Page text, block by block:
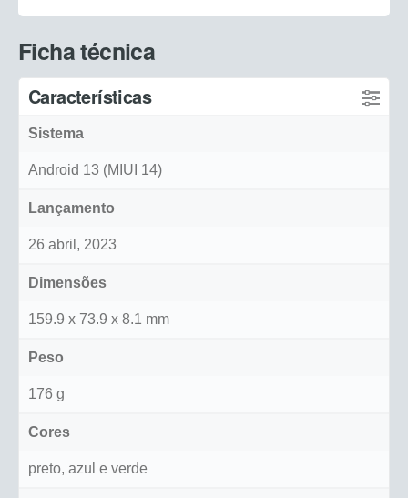
Ficha técnica
Características
Sistema
Android 13 (MIUI 14)
Lançamento
26 abril, 2023
Dimensões
159.9 x 73.9 x 8.1 mm
Peso
176 g
Cores
preto, azul e verde